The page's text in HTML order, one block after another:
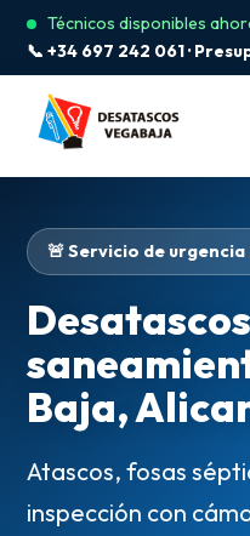
Técnicos disponibles
📞 +34 697 242 061 ·
🚨 Servicio de urgencia
Baja,
Atascos, fosas
inspección con